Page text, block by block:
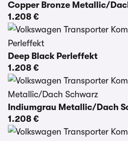
Copper Bronze Metallic/
1.208 €
Deep Black Perleffekt
1.208 €
Indiumgrau Metallic/Dach
1.208 €